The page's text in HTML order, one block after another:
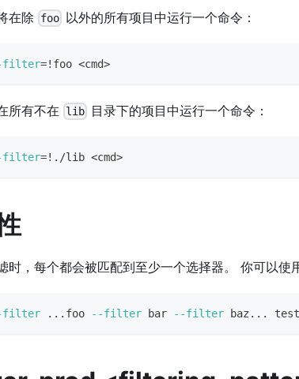
在除 foo 以外的所有项目中运行一个命令：
filter=! foo <cmd>
所有不在 lib 目录下的项目中运行一个命令：
filter=! ./lib <cmd>
时，每个都会被匹配到至少一个选择器。 你可以使
filter .. .foo --filter bar --filter baz .. . test